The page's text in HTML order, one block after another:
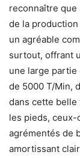
reconnaître que
de la
un agréable
surtout, offrant
une large partie
de 5000 T/Min,
dans cette belle
les pieds,
agrémentés de
amortissant